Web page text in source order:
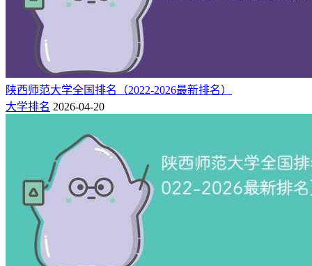
2026 455
南京警察
江苏 南京
487
江苏 南京
2024 484
南京警察
学院
江苏 南京
市
政
法
中国知名大学、区域一
流大学
南京警察
江苏 南京 政
中国知名大学、区域一
南京警察
学院
江苏 南京
市
政
法
中国知名大学、区域一
流大学
二：南京警察学院简介
南京警察学院是公安部直属本科高等院校。学校前身是1949年
5月新生的南京市立农业职业学校，其办学历史可追溯至1941
年。1953年8月更名为江苏省南京林业学校，1994年9月，改建
陕西师范大学全国排名（2022-2026最新排名）
大学排名 2026-04-20